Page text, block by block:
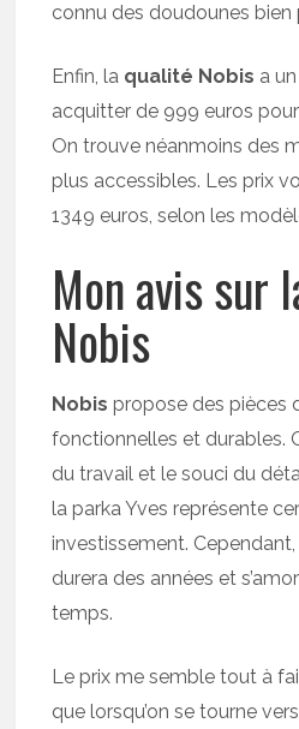
connu des doudounes bien
Enfin, la qualité Nobis a
acquitter de 999 euros
On trouve néanmoins des
plus accessibles. Les prix
1349 euros, selon les
Mon avis sur
Nobis
Nobis propose des pièces
fonctionnelles et durables.
du travail et le souci du
la parka Yves représente
investissement.
durera des années et
temps.
Le prix me semble tout à
que lorsqu’on se tourne